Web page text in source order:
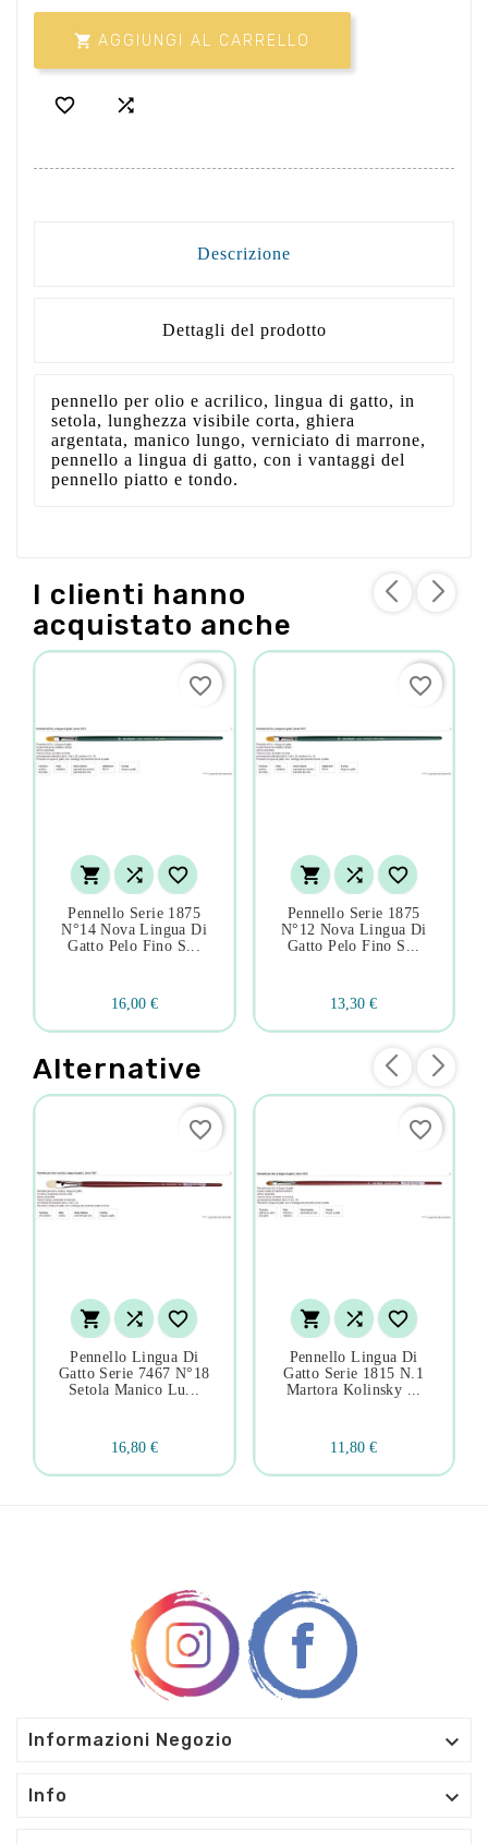
 AGGIUNGI AL CARRELLO
 
Descrizione
Dettagli del prodotto
pennello per olio e acrilico, lingua di gatto, in
setola, lunghezza visibile corta, ghiera
argentata, manico lungo, verniciato di marrone,
pennello a lingua di gatto, con i vantaggi del
pennello piatto e tondo.
I clienti hanno
acquistato anche
  
Pennello Serie 1875
N°14 Nova Lingua Di
Gatto Pelo Fino S...
16,00 €
favorite_border
  
Pennello Serie 1875
N°12 Nova Lingua Di
Gatto Pelo Fino S...
13,30 €
favorite_border
Alternative
  
Pennello Lingua Di
Gatto Serie 7467 N°18
Setola Manico Lu...
16,80 €
favorite_border
  
Pennello Lingua Di
Gatto Serie 1815 N.1
Martora Kolinsky ...
11,80 €
favorite_border
Informazioni Negozio 
Info 